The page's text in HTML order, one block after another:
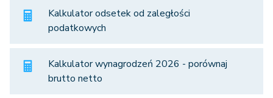
Kalkulator odsetek od zaległości
podatkowych
Kalkulator wynagrodzeń 2026 - porównaj
brutto netto